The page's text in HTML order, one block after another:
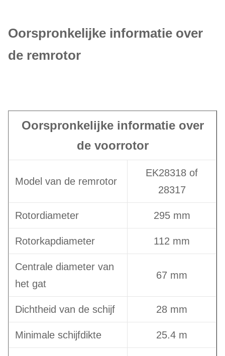
Oorspronkelijke informatie over
de remrotor
Oorspronkelijke informatie over
de voorrotor
Model van de remrotor
EK28318 of
28317
Rotordiameter 295 mm
Rotorkapdiameter 112 mm
Centrale diameter van
het gat
67 mm
Dichtheid van de schijf 28 mm
Minimale schijfdikte 25.4 m